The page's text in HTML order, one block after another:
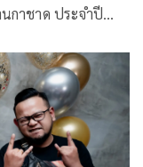
กาชาด ประจำปี
หว่างวันที่ 11 – 22
สวนลุมพินี